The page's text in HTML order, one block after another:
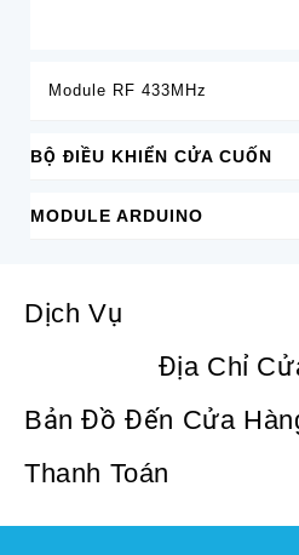
Module RF 433MHz
BỘ ĐIỀU KHIỂN CỬA CUỐN
MODULE ARDUINO
Dịch Vụ
Địa Chỉ
Bản Đồ Đến Cửa
Thanh Toán